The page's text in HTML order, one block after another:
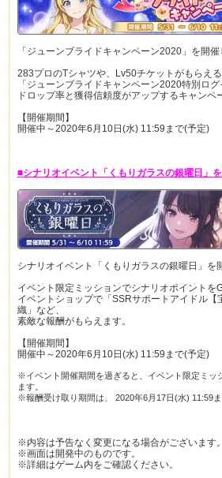
「ジューンブライドキャンペーン2020」を開催
283プロのTシャツや、Lv50チケットがもらえる
「ジューンブライドキャンペーン2020特別ログ
ドロップ率と獲得信頼度がアップするキャンペ
【開催期間】
開催中～2020年6月10日(水) 11:59まで(予定)
■シナリオイベント「くもりガラスの銀曜日」を
シナリオイベント「くもりガラスの銀曜日」を
イベント限定ミッションでシナリオポイントを
イベントショップで「SSRサポートアイドル【
織」など、
素敵な報酬がもらえます。
【開催期間】
開催中～2020年6月10日(水) 11:59まで(予定)
※イベント開催期間を過ぎると、イベント限定ミッ
ます。
※報酬受け取り期間は、 2020年6月17日(水) 11:59ま
※内容は予告なく変更になる場合がございます。
※画面は開発中のものです。
※詳細はゲーム内をご確認ください。